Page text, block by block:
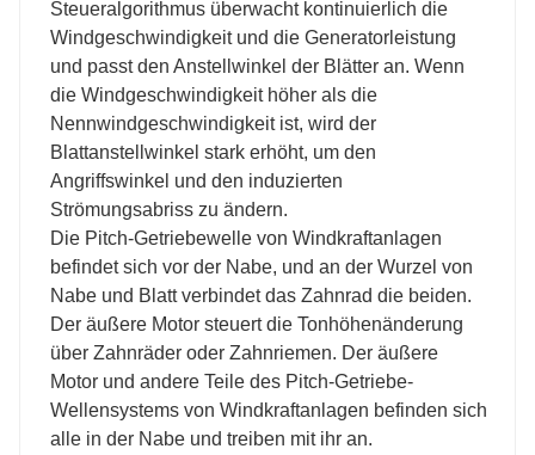
Steueralgorithmus überwacht kontinuierlich die
Windgeschwindigkeit und die Generatorleistung
und passt den Anstellwinkel der Blätter an. Wenn
die Windgeschwindigkeit höher als die
Nennwindgeschwindigkeit ist, wird der
Blattanstellwinkel stark erhöht, um den
Angriffswinkel und den induzierten
Strömungsabriss zu ändern.
Die Pitch-Getriebewelle von Windkraftanlagen
befindet sich vor der Nabe, und an der Wurzel von
Nabe und Blatt verbindet das Zahnrad die beiden.
Der äußere Motor steuert die Tonhöhenänderung
über Zahnräder oder Zahnriemen. Der äußere
Motor und andere Teile des Pitch-Getriebe-
Wellensystems von Windkraftanlagen befinden sich
alle in der Nabe und treiben mit ihr an.